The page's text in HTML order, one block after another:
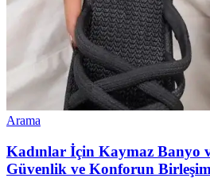
Arama
Kadınlar İçin Kaymaz Banyo
Güvenlik ve Konforun